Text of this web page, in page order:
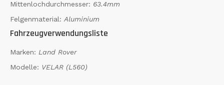
Mittenlochdurchmesser: 63.4mm
Felgenmaterial: Aluminium
Fahrzeugverwendungsliste
Marken: Land Rover
Modelle: VELAR (L560)